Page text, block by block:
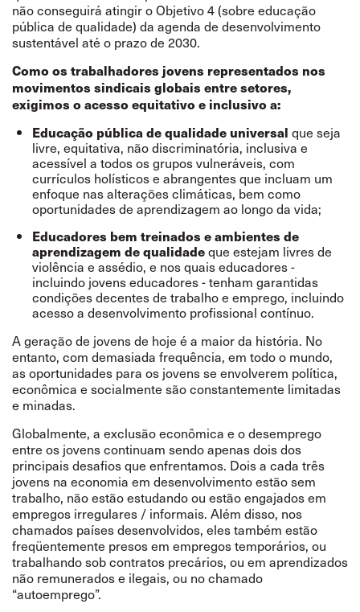
não conseguirá atingir o Objetivo 4 (sobre educação
pública de qualidade) da agenda de desenvolvimento
sustentável até o prazo de 2030.
Como os trabalhadores jovens representados nos
movimentos sindicais globais entre setores,
exigimos o acesso equitativo e inclusivo a:
Educação pública de qualidade universal que seja
livre, equitativa, não discriminatória, inclusiva e
acessível a todos os grupos vulneráveis, com
currículos holísticos e abrangentes que incluam um
enfoque nas alterações climáticas, bem como
oportunidades de aprendizagem ao longo da vida;
Educadores bem treinados e ambientes de
aprendizagem de qualidadeque estejam livres de
violência e assédio, e nos quais educadores -
incluindo jovens educadores - tenham garantidas
condições decentes de trabalho e emprego, incluindo
acesso a desenvolvimento profissional contínuo.
A geração de jovens de hoje é a maior da história. No
entanto, com demasiada frequência, em todo o mundo,
as oportunidades para os jovens se envolverem política,
econômica e socialmente são constantemente limitadas
e minadas.
Globalmente, a exclusão econômica e o desemprego
entre os jovens continuam sendo apenas dois dos
principais desafios que enfrentamos. Dois a cada três
jovens na economia em desenvolvimento estão sem
trabalho, não estão estudando ou estão engajados em
empregos irregulares / informais. Além disso, nos
chamados países desenvolvidos, eles também estão
freqüentemente presos em empregos temporários, ou
trabalhando sob contratos precários, ou em aprendizados
não remunerados e ilegais, ou no chamado
“autoemprego”.